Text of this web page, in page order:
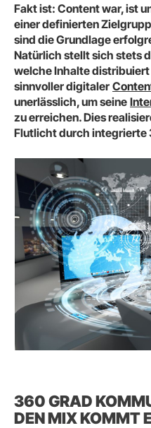
Fakt ist: Content war, ist
einer definierten
sind die Grundlage
Natürlich stellt sich stets
welche Inhalte
sinnvoller digitaler
unerlässlich, um seine
zu erreichen. Dies
Flutlicht durch integrierte
360 GRAD
DEN MIX KOMMT